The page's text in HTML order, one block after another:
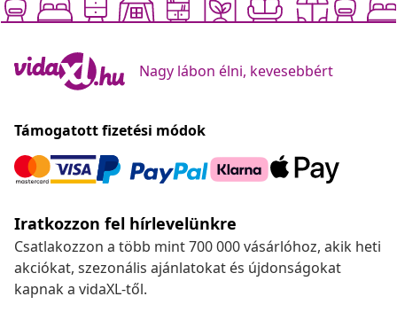
Nagy lábon élni, kevesebbért
Támogatott fizetési módok
Iratkozzon fel hírlevelünkre
Csatlakozzon a több mint 700 000 vásárlóhoz, akik heti
akciókat, szezonális ajánlatokat és újdonságokat
kapnak a vidaXL-től.